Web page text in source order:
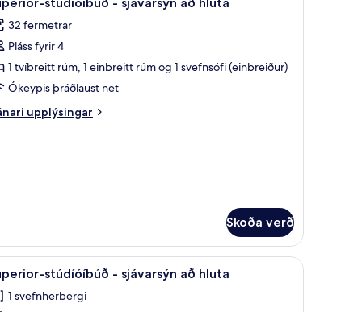
32 fermetrar
Pláss fyrir 4
1 tvíbreitt rúm, 1 einbreitt rúm og 1 svefnsófi (einbreiður)
Ókeypis þráðlaust net
upplýsingar
Skoða verð
fyrir fartölvur Superior-stúdíóíbúð - sjávarsýn að hluta |
7 stúdíóíbúð - sjávarsýn að hluta
1 svefnherbergi